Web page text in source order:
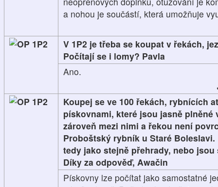
a nohou je součástí, která umožňuje
1P2
V 1P2 je třeba se koupat v řekách,
Počítají se i lomy? Pavla
Ano.
1P2
Koupej se ve 100 řekách, rybnících
pískovnami, které jsou jasně plněné
zároveň mezi nimi a řekou není
Proboštský rybník u Staré
tedy jako stejně přehrady, nebo
Díky za odpověď, Awačin
Pískovny lze počítat jako samostatné